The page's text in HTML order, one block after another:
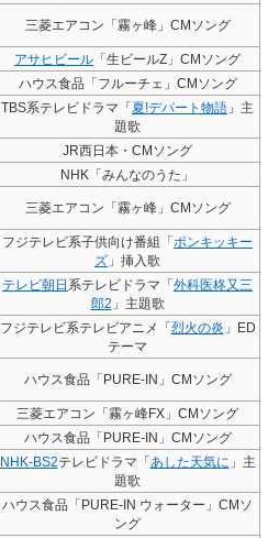
三菱エアコン「霧ヶ峰」CMソング
アサヒビール 「生ビールZ」CMソング
ハウス食品「フルーチェ」CMソング
TBS系テレビドラマ「夏!デパート物語 」主
題歌
JR西日本・CMソング
NHK「みんなのうた」
三菱エアコン「霧ヶ峰」CMソング
フジテレビ系子供向け番組「ポンキッキー
ズ 」挿入歌
テレビ朝日 系テレビドラマ「外科医柊又三
郎2 」主題歌
フジテレビ系テレビアニメ「烈火の炎 」ED
テーマ
ハウス食品「PURE-IN」CMソング
三菱エアコン「霧ヶ峰FX」CMソング
ハウス食品「PURE-IN」CMソング
NHK-BS2テレビドラマ「あした天気に 」主
題歌
ハウス食品「PURE-IN ウォーター」CMソ
ング